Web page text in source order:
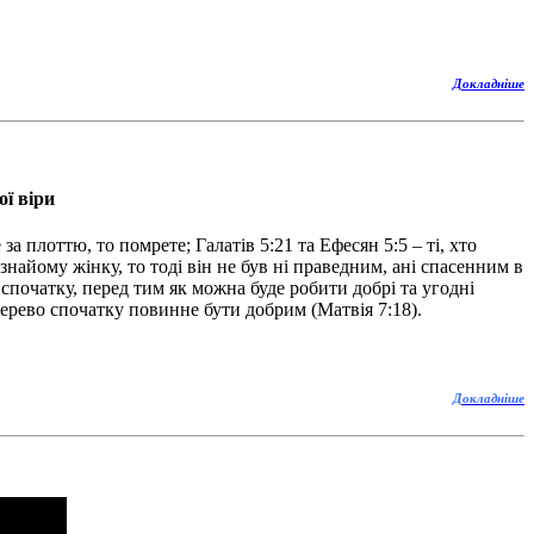
Докладніше
віри
то помрете; Галатів 5:21 та Ефесян 5:5 – ті, хто
жінку, то тоді він не був ні праведним, ані спасенним в
перед тим як можна буде робити добрі та угодні
спочатку повинне бути добрим (Матвія 7:18).
Докладніше